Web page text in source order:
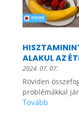
ALAKUL AZ
2024. 07. 07.
Röviden
problémákkal